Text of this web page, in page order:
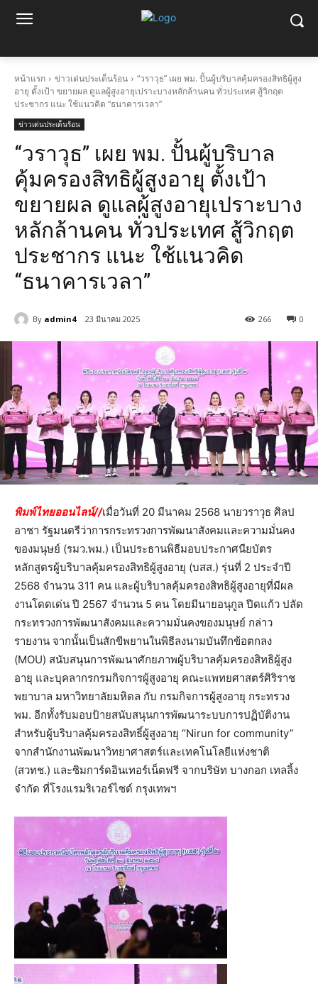
หน้าแรก ข่าวเด่นประเด็นร้อน
“วราวุธ” เผย พม. ปั้นผู้บริบาลคุ้มครองสิทธิผู้สูง
อายุ ตั้งเป้า ขยายผล ดูแลผู้สูงอายุเปราะบางหลักล้านคน ทั่วประเทศ สู้วิกฤต
ประชากร แนะ ใช้แนวคิด “ธนาคารเวลา”
ข่าวเด่นประเด็นร้อน
“วราวุธ” เผย พม. ปั้นผู้บริบาล
คุ้มครองสิทธิผู้สูงอายุ ตั้งเป้า
ขยายผล ดูแลผู้สูงอายุเปราะบาง
หลักล้านคน ทั่วประเทศ สู้วิกฤต
ประชากร แนะ ใช้แนวคิด
“ธนาคารเวลา”
By admin4 23 มีนาคม 2025 0
266
พิมพ์ไทยออนไลน์//เมื่อวันที่ 20 มีนาคม 2568 นายวราวุธ ศิลป
อาชา รัฐมนตรีว่าการกระทรวงการพัฒนาสังคมและความมั่นคง
ของมนุษย์ (รมว.พม.) เป็นประธานพิธีมอบประกาศนียบัตร
หลักสูตรผู้บริบาลคุ้มครองสิทธิผู้สูงอายุ (บสส.) รุ่นที่ 2 ประจำปี
2568 จำนวน 311 คน และผู้บริบาลคุ้มครองสิทธิผู้สูงอายุที่มีผล
งานโดดเด่น ปี 2567 จำนวน 5 คน โดยมีนายอนุกูล ปีดแก้ว ปลัด
กระทรวงการพัฒนาสังคมและความมั่นคงของมนุษย์ กล่าว
รายงาน จากนั้นเป็นสักขีพยานในพิธีลงนามบันทึกข้อตกลง
(MOU) สนับสนุนการพัฒนาศักยภาพผู้บริบาลคุ้มครองสิทธิผู้สูง
อายุ และบุคลากรกรมกิจการผู้สูงอายุ คณะแพทยศาสตร์ศิริราช
พยาบาล มหาวิทยาลัยมหิดล กับ กรมกิจการผู้สูงอายุ กระทรวง
พม. อีกทั้งรับมอบป้ายสนับสนุนการพัฒนาระบบการปฏิบัติงาน
สำหรับผู้บริบาลคุ้มครองสิทธิ์ผู้สูงอายุ “Nirun for community”
จากสำนักงานพัฒนาวิทยาศาสตร์และเทคโนโลยีแห่งชาติ
(สวทช.) และซิมการ์ดอินเทอร์เน็ตฟรี จากบริษัท บางกอก เทลลิ้ง
จำกัด ที่โรงแรมริเวอร์ไซด์ กรุงเทพฯ